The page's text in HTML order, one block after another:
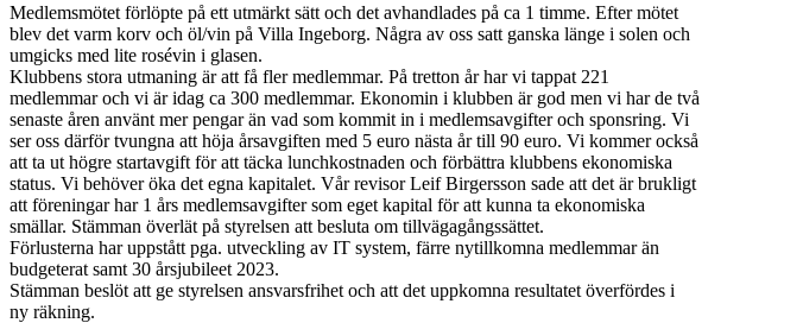
Medlemsmötet förlöpte på ett utmärkt sätt och det avhandlades på ca 1 timme. Efter mötet
blev det varm korv och öl/vin på Villa Ingeborg. Några av oss satt ganska länge i solen och
umgicks med lite rosévin i glasen.
Klubbens stora utmaning är att få fler medlemmar. På tretton år har vi tappat 221
medlemmar och vi är idag ca 300 medlemmar. Ekonomin i klubben är god men vi har de två
senaste åren använt mer pengar än vad som kommit in i medlemsavgifter och sponsring. Vi
ser oss därför tvungna att höja årsavgiften med 5 euro nästa år till 90 euro. Vi kommer också
att ta ut högre startavgift för att täcka lunchkostnaden och förbättra klubbens ekonomiska
status. Vi behöver öka det egna kapitalet. Vår revisor Leif Birgersson sade att det är brukligt
att föreningar har 1 års medlemsavgifter som eget kapital för att kunna ta ekonomiska
smällar. Stämman överlät på styrelsen att besluta om tillvägagångssättet.
Förlusterna har uppstått pga. utveckling av IT system, färre nytillkomna medlemmar än
budgeterat samt 30 årsjubileet 2023.
Stämman beslöt att ge styrelsen ansvarsfrihet och att det uppkomna resultatet överfördes i
ny räkning.